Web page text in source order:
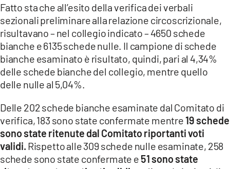
Fatto sta che all’esito della verifica dei verbali
sezionali preliminare alla relazione circoscrizionale,
risultavano – nel collegio indicato – 4650 schede
bianche e 6135 schede nulle. Il campione di schede
bianche esaminato è risultato, quindi, pari al 4,34%
delle schede bianche del collegio, mentre quello
delle nulle al 5,04%.
Delle 202 schede bianche esaminate dal Comitato di
verifica, 183 sono state confermate mentre 19 schede
sono state ritenute dal Comitato riportanti voti
validi. Rispetto alle 309 schede nulle esaminate, 258
schede sono state confermate e 51 sono state